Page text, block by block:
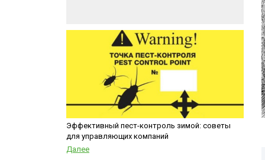
Слепни
Медведка
Дезинсекция помещений
Горячий туман
Туалеты и
Дезинфекция
Холодный
Обработка
контейнеров
Теплицы
Эффективный пест-контроль зимой: советы
для управляющих компаний
Далее